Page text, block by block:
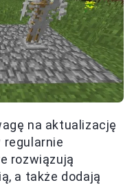
na aktualizację
rozwiązują
a także dodają